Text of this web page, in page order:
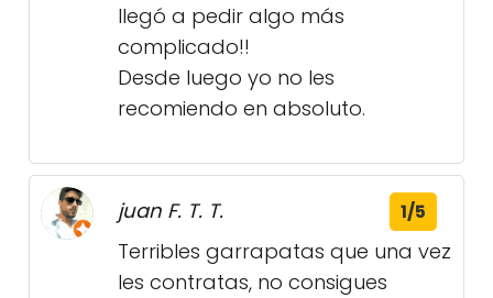
llegó a pedir algo más
complicado!!
Desde luego yo no les
recomiendo en absoluto.
juan F. T. T. 1/5
Terribles garrapatas que una vez
les contratas, no consigues